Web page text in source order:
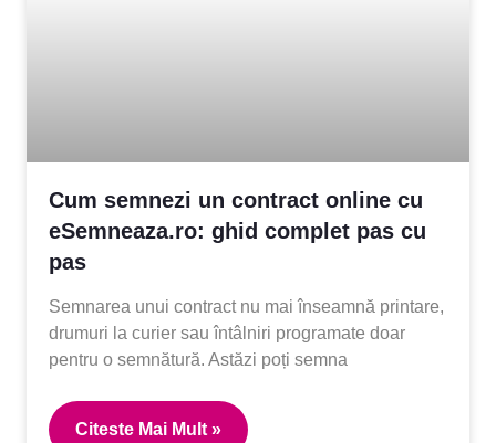
Cum semnezi un contract online cu
eSemneaza.ro: ghid complet pas cu
pas
Semnarea unui contract nu mai înseamnă printare,
drumuri la curier sau întâlniri programate doar
pentru o semnătură. Astăzi poți semna
Citeste Mai Mult »